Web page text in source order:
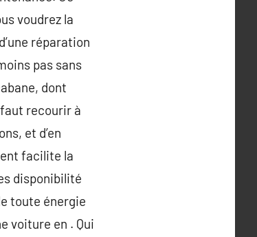
voudrez la
réparation
pas sans
dont
recourir à
et d’en
facilite la
disponibilité
toute énergie
voiture en . Qui